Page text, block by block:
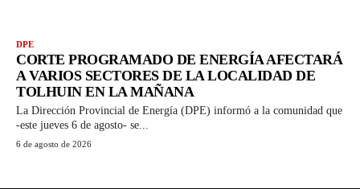
DPE
CORTE PROGRAMADO DE ENERGÍA AFECTARÁ
A VARIOS SECTORES DE LA LOCALIDAD DE
TOLHUIN EN LA MAÑANA
La Dirección Provincial de Energía (DPE) informó a la comunidad que
-este jueves 6 de agosto- se...
6 de agosto de 2026